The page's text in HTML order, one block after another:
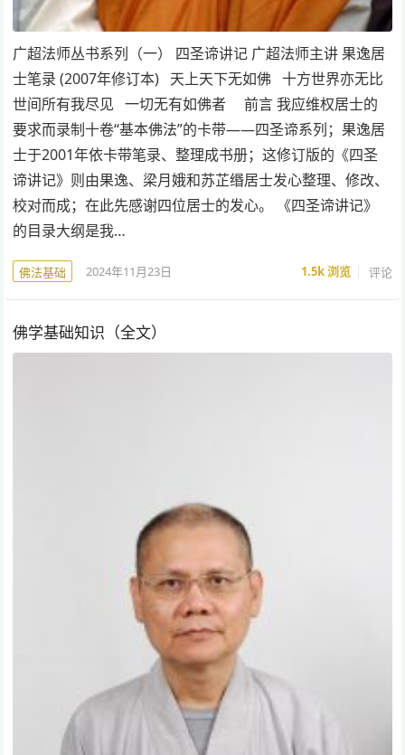
广超法师丛书系列（一） 四圣谛讲记 广超法师主讲 果逸居
士笔录 (2007年修订本) 天上天下无如佛 十方世界亦无比
世间所有我尽见 一切无有如佛者 前言 我应维权居士的
要求而录制十卷“基本佛法”的卡带——四圣谛系列；果逸居
士于2001年依卡带笔录、整理成书册；这修订版的《四圣
谛讲记》则由果逸、梁月娥和苏芷缗居士发心整理、修改、
校对而成；在此先感谢四位居士的发心。 《四圣谛讲记》
的目录大纲是我…
佛法基础 2024年11月23日 1.5k浏览 评论
佛学基础知识（全文）